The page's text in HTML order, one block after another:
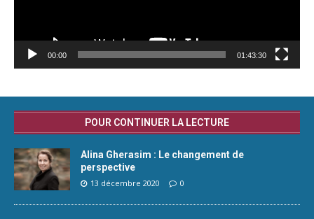
00:00 01:43:30
POUR CONTINUER LA LECTURE
Alina Gherasim : Le changement de
perspective
13 décembre 2020 0